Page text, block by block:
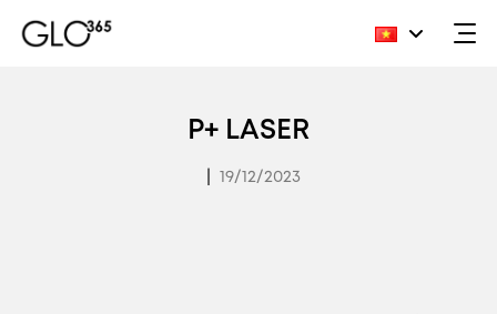
P+ LASER
| 19/12/2023